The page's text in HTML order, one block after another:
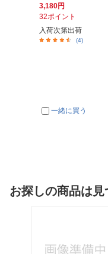
3,180円
32ポイント
入荷次第出荷
(4)
一緒に買う
お探しの商品は見